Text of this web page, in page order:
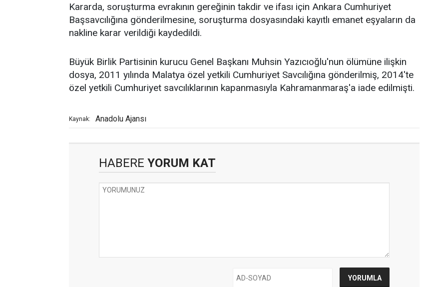
Kararda, soruşturma evrakının gereğinin takdir ve ifası için Ankara Cumhuriyet
Başsavcılığına gönderilmesine, soruşturma dosyasındaki kayıtlı emanet eşyaların da
nakline karar verildiği kaydedildi.
Büyük Birlik Partisinin kurucu Genel Başkanı Muhsin Yazıcıoğlu'nun ölümüne ilişkin
dosya, 2011 yılında Malatya özel yetkili Cumhuriyet Savcılığına gönderilmiş, 2014'te
özel yetkili Cumhuriyet savcılıklarının kapanmasıyla Kahramanmaraş'a iade edilmişti.
Kaynak: Anadolu Ajansı
HABERE YORUM KAT